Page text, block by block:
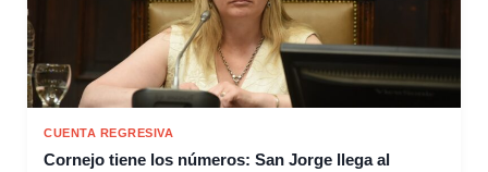
CUENTA REGRESIVA
Cornejo tiene los números: San Jorge llega al